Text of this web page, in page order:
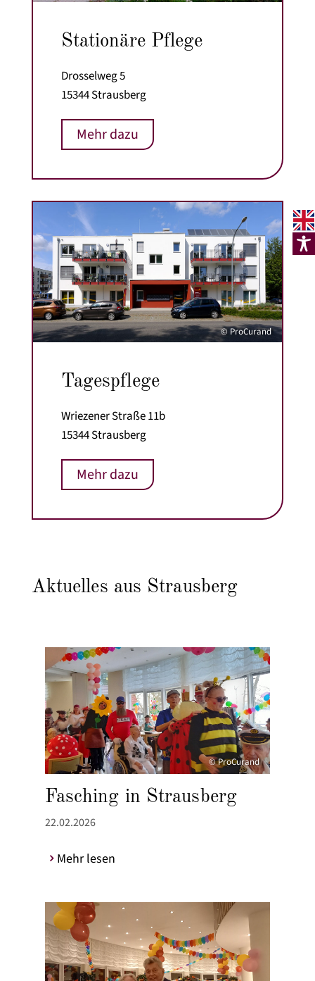
Stationäre Pflege
Drosselweg 5
15344 Strausberg
Mehr dazu
© ProCurand
Tagespflege
Wriezener Straße 11b
15344 Strausberg
Mehr dazu
Aktuelles aus Strausberg
© ProCurand
Fasching in Strausberg
22.02.2026
Mehr lesen